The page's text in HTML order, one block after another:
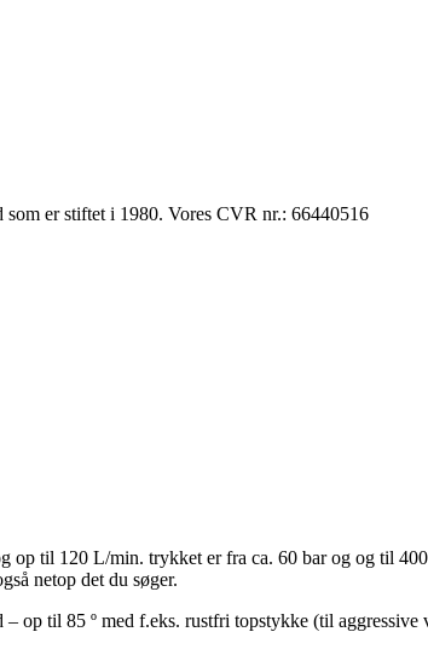
er stiftet i 1980. Vores CVR nr.: 66440516
til 120 L/min. trykket er fra ca. 60 bar og og til
netop det du søger.
op til 85 º med f.eks. rustfri topstykke (til